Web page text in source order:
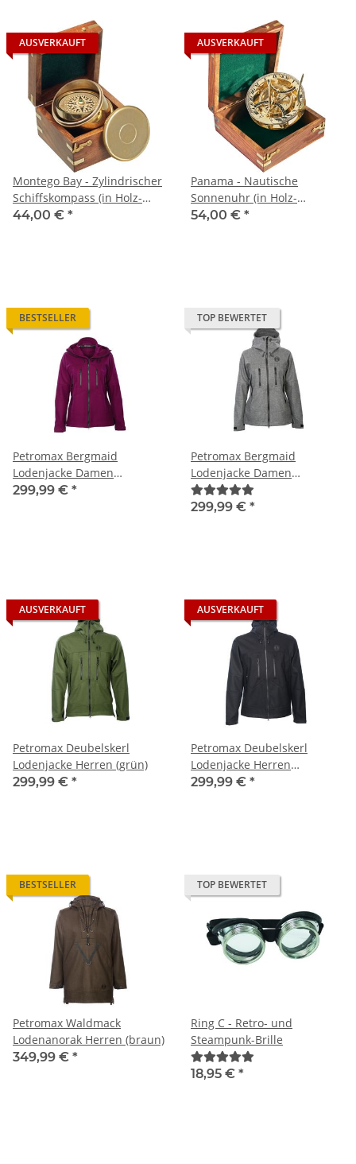
AUSVERKAUFT
Montego Bay - Zylindrischer
Schiffskompass (in Holz-
Geschenkbox)
44,00 € *
AUSVERKAUFT
Panama - Nautische
Sonnenuhr (in Holz-
Geschenkbox)
54,00 € *
BESTSELLER
Petromax Bergmaid
Lodenjacke Damen
(brombeer)
299,99 € *
TOP BEWERTET
Petromax Bergmaid
Lodenjacke Damen
(steingrau)
299,99 € *
AUSVERKAUFT
Petromax Deubelskerl
Lodenjacke Herren (grün)
299,99 € *
AUSVERKAUFT
Petromax Deubelskerl
Lodenjacke Herren
(schwarz)
299,99 € *
BESTSELLER
Petromax Waldmack
Lodenanorak Herren (braun)
349,99 € *
TOP BEWERTET
Ring C - Retro- und
Steampunk-Brille
18,95 € *